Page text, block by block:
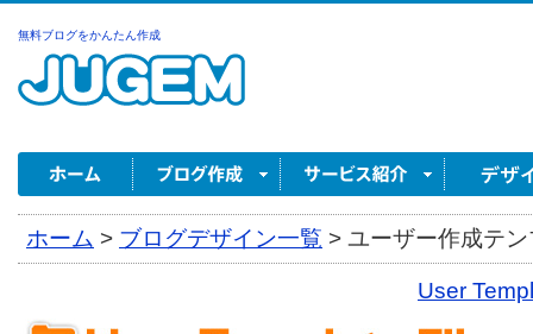
無料ブログをかんたん作成
ホーム > ブログデザイン一覧 > ユーザー作成テ
User